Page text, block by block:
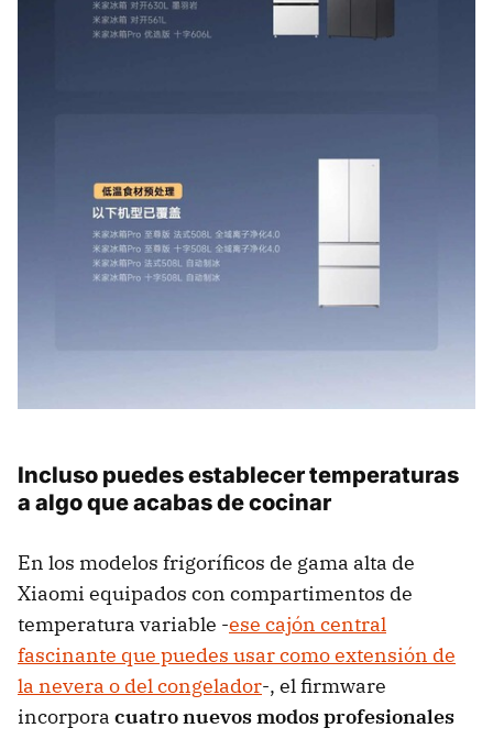
Incluso puedes establecer temperaturas
a algo que acabas de cocinar
En los modelos frigoríficos de gama alta de
Xiaomi equipados con compartimentos de
temperatura variable -ese cajón central
fascinante que puedes usar como extensión de
la nevera o del congelador-, el firmware
incorpora cuatro nuevos modos profesionales